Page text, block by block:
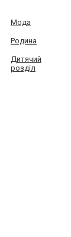
Мода
Родина
Дитячий
розділ